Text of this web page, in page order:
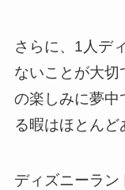
さらに、1人デ
ないことが大切
の楽しみに夢中
る暇はほとんど
ディズニーラ